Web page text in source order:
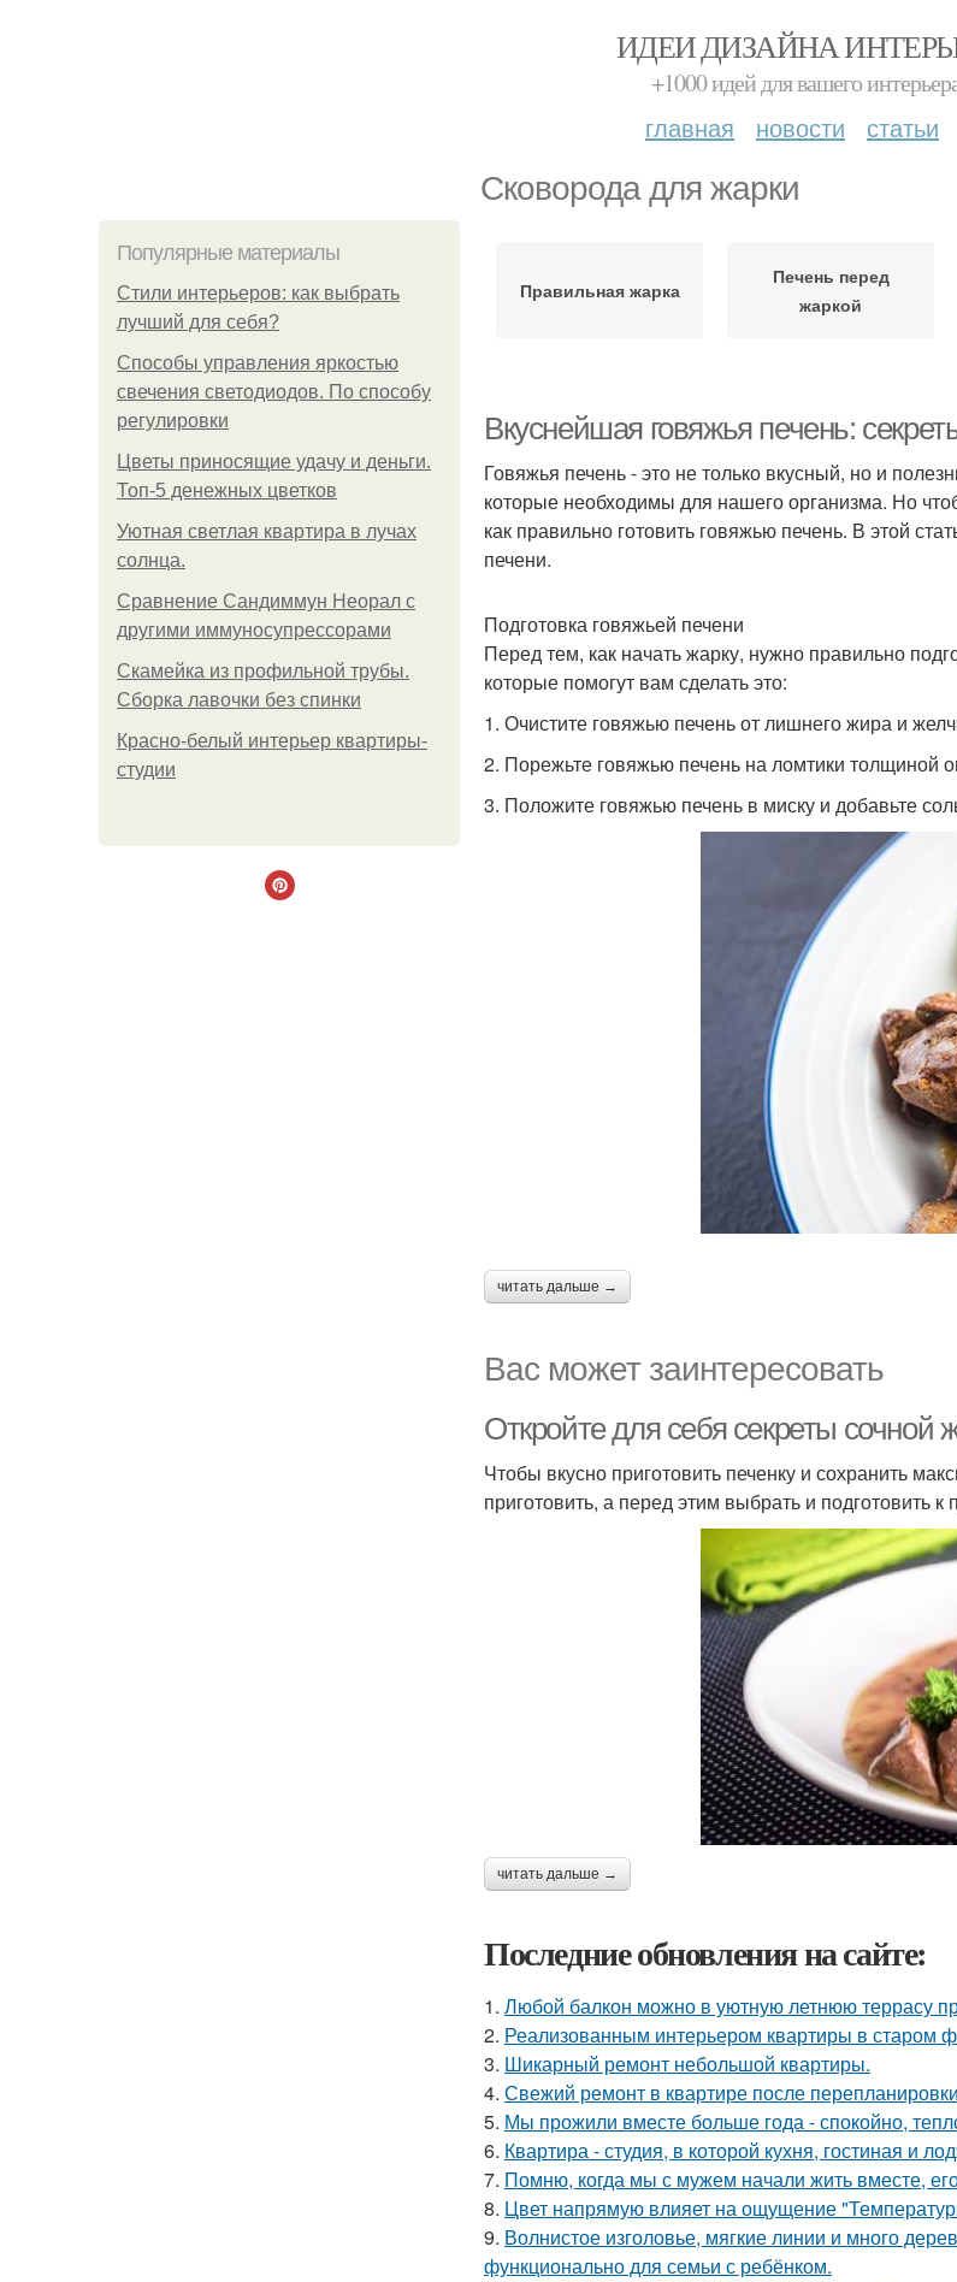
ИДЕИ ДИЗАЙНА
+1000 идей для вашего
главная новости статьи
Сковорода для жарки
Популярные материалы
Стили интерьеров: как выбрать
лучший для себя?
Способы управления яркостью
свечения светодиодов. По способу
регулировки
Цветы приносящие удачу и деньги.
Топ-5 денежных цветков
Уютная светлая квартира в лучах
солнца.
Сравнение Сандиммун Неорал с
другими иммуносупрессорами
Скамейка из профильной трубы.
Сборка лавочки без спинки
Красно-белый интерьер квартиры-
студии
Правильная жарка
Печень перед
жаркой
Вкуснейшая говяжья печень:
Говяжья печень - это не только вкусный, но и
которые необходимы для нашего организма. Но
как правильно готовить говяжью печень. В этой
печени.
Подготовка говяжьей печени
Перед тем, как начать жарку, нужно правильно
которые помогут вам сделать это:
1. Очистите говяжью печень от лишнего жира и
2. Порежьте говяжью печень на ломтики толщиной
3. Положите говяжью печень в миску и добавьте
читать дальше →
Вас может заинтересовать
Откройте для себя секреты сочной
Чтобы вкусно приготовить печенку и сохранить
приготовить, а перед этим выбрать и
читать дальше →
Последние обновления на сайте:
1. Любой балкон можно в уютную летнюю террасу
2. Реализованным интерьером квартиры в старом
3. Шикарный ремонт небольшой квартиры.
4. Свежий ремонт в квартире после
5. Мы прожили вместе больше года - спокойно,
6. Квартира - студия, в которой кухня, гостиная и
7. Помню, когда мы с мужем начали жить вместе,
8. Цвет напрямую влияет на ощущение
9. Волнистое изголовье, мягкие линии и много
функционально для семьи с ребёнком.